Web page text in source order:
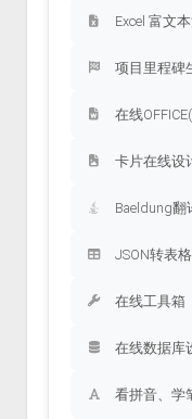
Excel 富文
项目里程碑
在线
卡片在线设
Baeldung翻
JSON转表格
在线工具箱
在线数据库
看拼音、学